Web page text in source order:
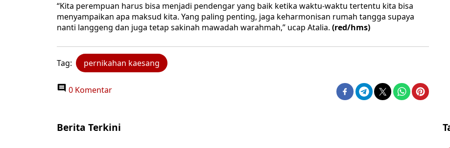
“Kita perempuan harus bisa menjadi pendengar yang baik ketika waktu-waktu tertentu kita bisa
menyampaikan apa maksud kita. Yang paling penting, jaga keharmonisan rumah tangga supaya
nanti langgeng dan juga tetap sakinah mawadah warahmah,” ucap Atalia. (red/hms)
Tag: pernikahan kaesang
0 Komentar
Berita Terkini